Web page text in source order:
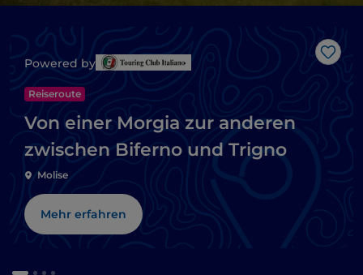
Like
Powered by
Reiseroute
Von einer Morgia zur anderen
zwischen Biferno und Trigno
Molise
Mehr erfahren